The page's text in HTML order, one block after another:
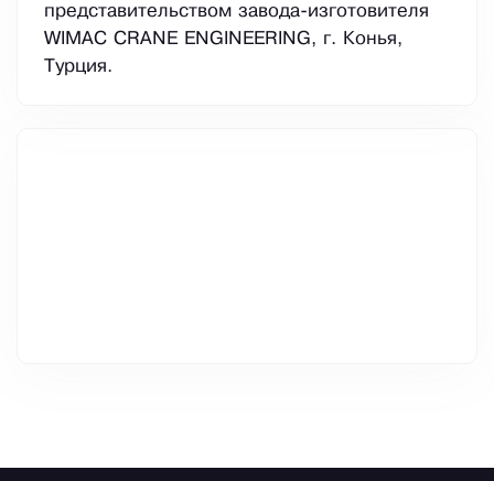
представительством завода-изготовителя
WIMAC CRANE ENGINEERING, г. Конья,
Турция.